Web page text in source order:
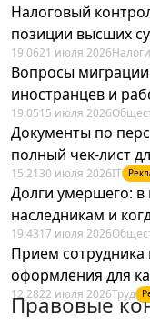
Налоговый
позиции высших
19:0621 июля 2026
Вопросы
иностранцев и
19:0515 июля 2026
Документы по
полный чек-лист
15:21 30 июля 2026IT
Долги умершего: в
наследникам и
19:4317 июля 2026
Прием сотрудника
оформления для
12:2822 июля 2026Труд
Правовые